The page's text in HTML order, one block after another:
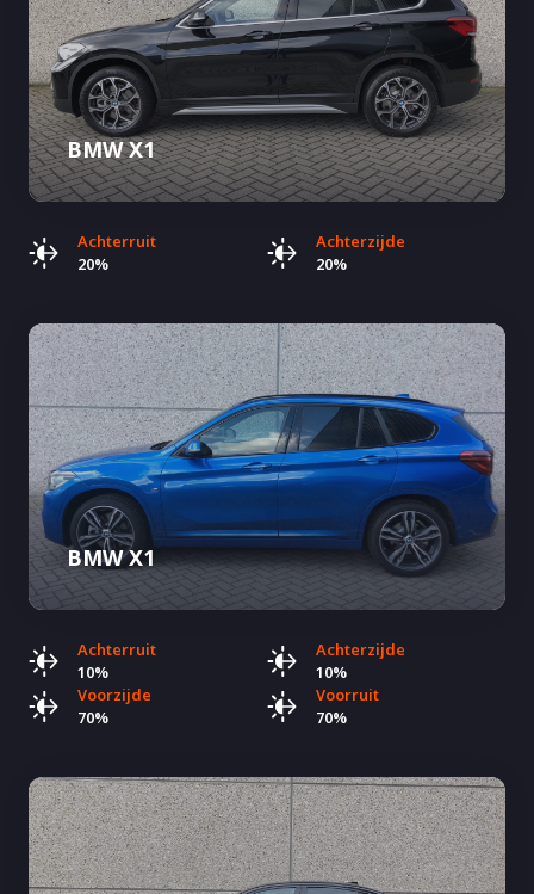
BMW X1
Achterruit
20%
Achterzijde
20%
BMW X1
Achterruit
10%
Achterzijde
10%
Voorzijde
70%
Voorruit
70%